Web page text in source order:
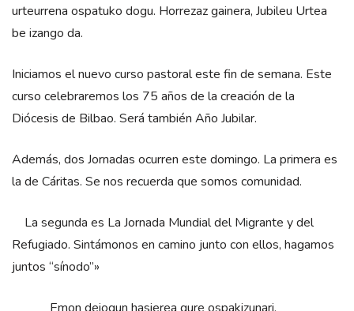
urteurrena ospatuko dogu. Horrezaz gainera, Jubileu Urtea
be izango da.
Iniciamos el nuevo curso pastoral este fin de semana. Este
curso celebraremos los 75 años de la creación de la
Diócesis de Bilbao. Será también Año Jubilar.
Además, dos Jornadas ocurren este domingo. La primera es
la de Cáritas. Se nos recuerda que somos comunidad.
La segunda es La Jornada Mundial del Migrante y del
Refugiado. Sintámonos en camino junto con ellos, hagamos
juntos “sínodo”»